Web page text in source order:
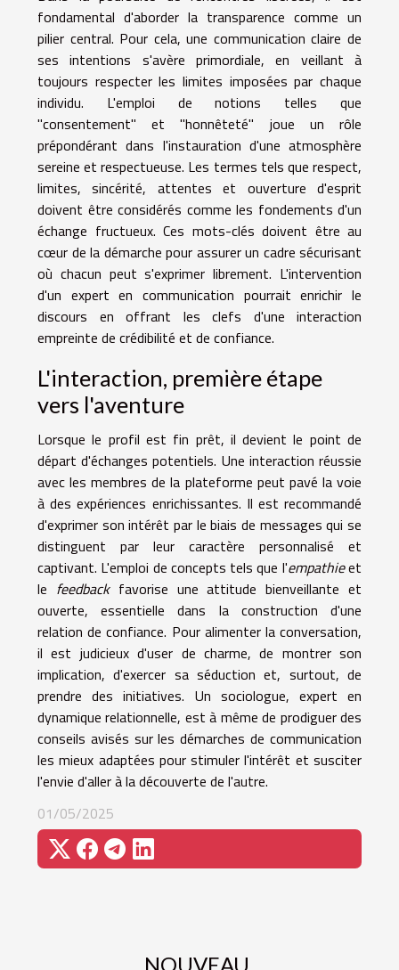
fondamental d'aborder la transparence comme un
pilier central. Pour cela, une communication claire de
ses intentions s'avère primordiale, en veillant à
toujours respecter les limites imposées par chaque
individu. L'emploi de notions telles que
"consentement" et "honnêteté" joue un rôle
prépondérant dans l'instauration d'une atmosphère
sereine et respectueuse. Les termes tels que respect,
limites, sincérité, attentes et ouverture d'esprit
doivent être considérés comme les fondements d'un
échange fructueux. Ces mots-clés doivent être au
cœur de la démarche pour assurer un cadre sécurisant
où chacun peut s'exprimer librement. L'intervention
d'un expert en communication pourrait enrichir le
discours en offrant les clefs d'une interaction
empreinte de crédibilité et de confiance.
L'interaction, première étape
vers l'aventure
Lorsque le profil est fin prêt, il devient le point de
départ d'échanges potentiels. Une interaction réussie
avec les membres de la plateforme peut pavé la voie
à des expériences enrichissantes. Il est recommandé
d'exprimer son intérêt par le biais de messages qui se
distinguent par leur caractère personnalisé et
captivant. L'emploi de concepts tels que l'empathieet
le feedbackfavorise une attitude bienveillante et
ouverte, essentielle dans la construction d'une
relation de confiance. Pour alimenter la conversation,
il est judicieux d'user de charme, de montrer son
implication, d'exercer sa séduction et, surtout, de
prendre des initiatives. Un sociologue, expert en
dynamique relationnelle, est à même de prodiguer des
conseils avisés sur les démarches de communication
les mieux adaptées pour stimuler l'intérêt et susciter
l'envie d'aller à la découverte de l'autre.
01/05/2025
NOUVEAU